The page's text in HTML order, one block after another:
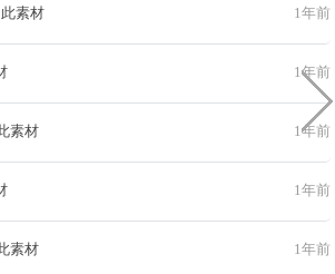
素材 1年前
1年前
素材 1年前
1年前
素材 1年前